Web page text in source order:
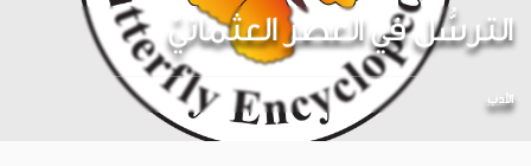
الترسُّل في العصر العثمانيّ
الأدب